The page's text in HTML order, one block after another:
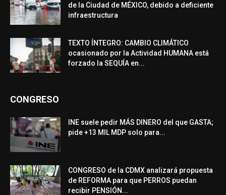
de la Ciudad de MÉXICO, debido a deficiente
infraestructura
TEXTO ÍNTEGRO: CAMBIO CLIMÁTICO
ocasionado por la Actividad HUMANA está
forzado la SEQUÍA en...
CONGRESO
INE suele pedir MÁS DINERO del que GASTA;
pide +13 MIL MDP solo para...
CONGRESO de la CDMX analizará propuesta
de REFORMA para que PERROS puedan
recibir PENSIÓN...